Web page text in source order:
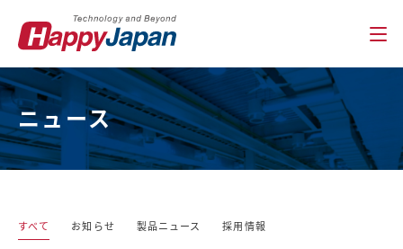
ニュース
すべて お知らせ 製品ニュース 採用情報